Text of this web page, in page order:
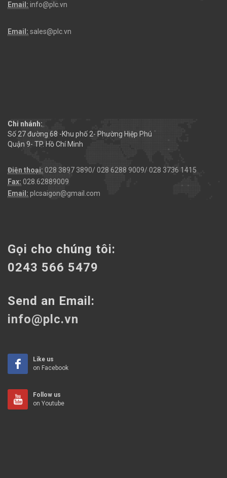
Email: info@plc.vn
Email: sales@plc.vn
Chi nhánh:
Số 27 đường 68 -Khu phố 2- Phường Hiệp Phú
Quận 9- TP. Hồ Chí Minh
Điện thoại: 028 3897 3890/ 028 6288 9009/ 028 3736 1415
Fax: 028.62889009
Email: plcsaigon@gmail.com
Gọi cho chúng tôi:
0243 566 5479
Send an Email:
info@plc.vn
Like us
on Facebook
Follow us
on Youtube